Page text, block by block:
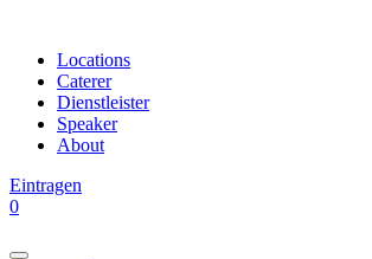
Locations
Caterer
Dienstleister
Speaker
About
Eintragen
0